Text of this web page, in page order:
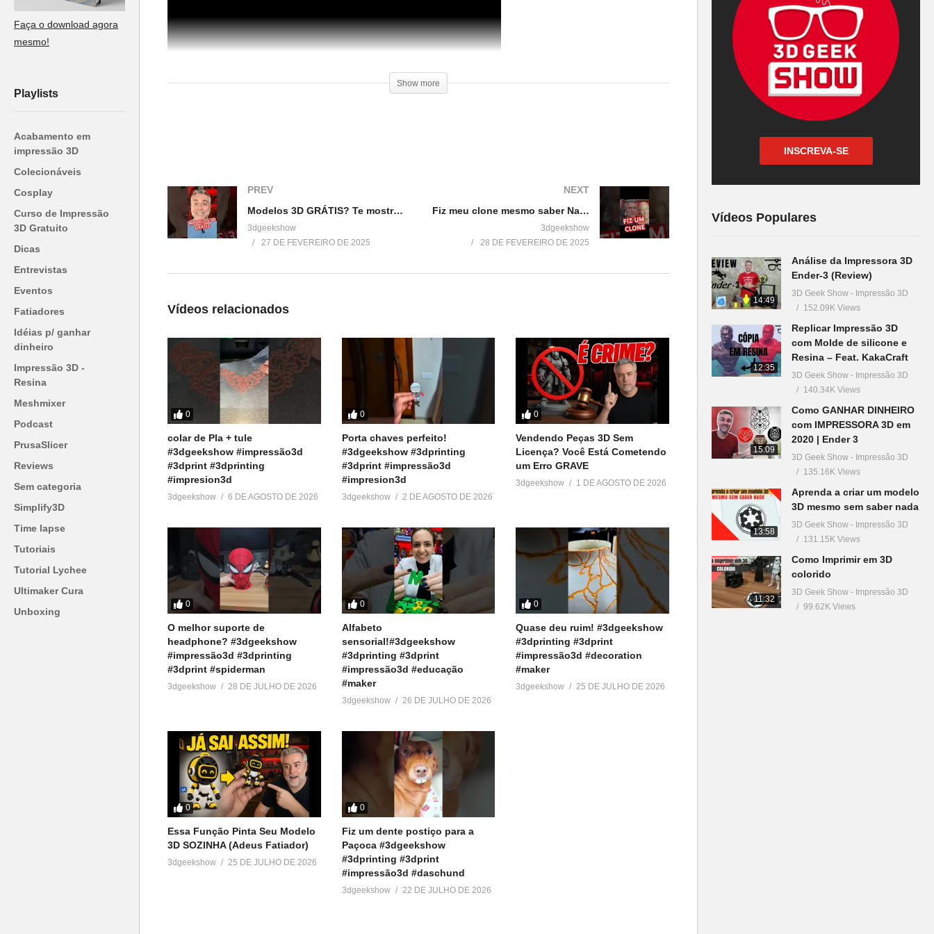
Faça o download agora
mesmo!
Playlists
Acabamento em
impressão 3D
Colecionáveis
Cosplay
Curso de Impressão
3D Gratuito
Dicas
Entrevistas
Eventos
Fatiadores
Idéias p/ ganhar
dinheiro
Impressão 3D -
Resina
Meshmixer
Podcast
PrusaSlicer
Reviews
Sem categoria
Simplify3D
Time lapse
Tutoriais
Tutorial Lychee
Ultimaker Cura
Unboxing
Relacionado
Show more
PREV
Modelos 3D GRÁTIS? Te mostro onde!
3dgeekshow
27 DE FEVEREIRO DE 2025
NEXT
Fiz meu clone mesmo saber Nada de modelagem 3D
3dgeekshow
28 DE FEVEREIRO DE 2025
Vídeos relacionados
0
colar de Pla + tule
#3dgeekshow #impressão3d
#3dprint #3dprinting
#impresion3d
3dgeekshow 6 DE AGOSTO DE 2026
0
Porta chaves perfeito!
#3dgeekshow #3dprinting
#3dprint #impressão3d
#impresion3d
3dgeekshow 2 DE AGOSTO DE 2026
0
Vendendo Peças 3D Sem
Licença? Você Está Cometendo
um Erro GRAVE
3dgeekshow 1 DE AGOSTO DE 2026
0
O melhor suporte de
headphone? #3dgeekshow
#impressão3d #3dprinting
#3dprint #spiderman
3dgeekshow 28 DE JULHO DE 2026
0
Alfabeto
sensorial!#3dgeekshow
#3dprinting #3dprint
#impressão3d #educação
#maker
3dgeekshow 26 DE JULHO DE 2026
0
Quase deu ruim! #3dgeekshow
#3dprinting #3dprint
#impressão3d #decoration
#maker
3dgeekshow 25 DE JULHO DE 2026
0
Essa Função Pinta Seu Modelo
3D SOZINHA (Adeus Fatiador)
3dgeekshow 25 DE JULHO DE 2026
0
Fiz um dente postiço para a
Paçoca #3dgeekshow
#3dprinting #3dprint
#impressão3d #daschund
3dgeekshow 22 DE JULHO DE 2026
INSCREVA-SE
Vídeos Populares
14:49
Análise da Impressora 3D
Ender-3 (Review)
3D Geek Show - Impressão 3D
152.09K Views
12:35
Replicar Impressão 3D
com Molde de silicone e
Resina – Feat. KakaCraft
3D Geek Show - Impressão 3D
140.34K Views
15:09
Como GANHAR DINHEIRO
com IMPRESSORA 3D em
2020 | Ender 3
3D Geek Show - Impressão 3D
135.16K Views
13:58
Aprenda a criar um modelo
3D mesmo sem saber nada
3D Geek Show - Impressão 3D
131.15K Views
11:32
Como Imprimir em 3D
colorido
3D Geek Show - Impressão 3D
99.62K Views